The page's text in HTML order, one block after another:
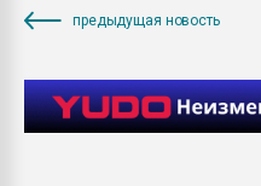
предыдущая новость